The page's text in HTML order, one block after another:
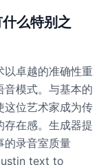
么特别之
卓越的准确性重
音模式。与基本的
这位艺术家成为传
存在感。生成器提
的录音室质量
text to